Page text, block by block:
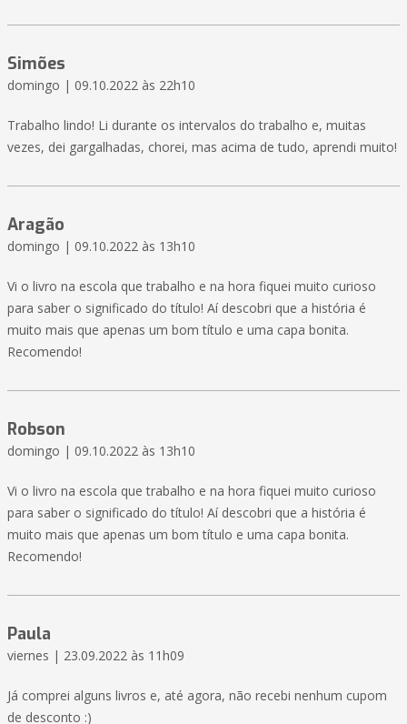
Simões
domingo | 09.10.2022 às 22h10
Trabalho lindo! Li durante os intervalos do trabalho e, muitas
vezes, dei gargalhadas, chorei, mas acima de tudo, aprendi muito!
Aragão
domingo | 09.10.2022 às 13h10
Vi o livro na escola que trabalho e na hora fiquei muito curioso
para saber o significado do título! Aí descobri que a história é
muito mais que apenas um bom título e uma capa bonita.
Recomendo!
Robson
domingo | 09.10.2022 às 13h10
Vi o livro na escola que trabalho e na hora fiquei muito curioso
para saber o significado do título! Aí descobri que a história é
muito mais que apenas um bom título e uma capa bonita.
Recomendo!
Paula
viernes | 23.09.2022 às 11h09
Já comprei alguns livros e, até agora, não recebi nenhum cupom
de desconto :)